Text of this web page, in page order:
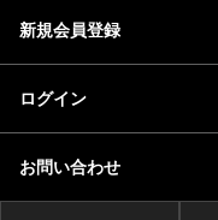
新規会員登録
ログイン
お問い合わせ